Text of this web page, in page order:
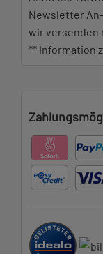
Newsletter
wir versenden
** Information